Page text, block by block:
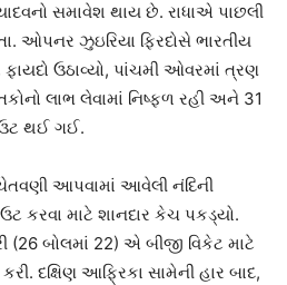
સમાવેશ થાય છે. રાધાએ પાછલી
ઓપનર ઝુઇરિયા ફિરદોસે ભારતીય
ફાયદો ઉઠાવ્યો, પાંચમી ઓવરમાં ત્રણ
લાભ લેવામાં નિષ્ફળ રહી અને 31
થઈ ગઈ.
આપવામાં આવેલી નંદિની
કરવા માટે શાનદાર કેચ પકડ્યો.
(26 બોલમાં 22) એ બીજી વિકેટ માટે
દક્ષિણ આફ્રિકા સામેની હાર બાદ,